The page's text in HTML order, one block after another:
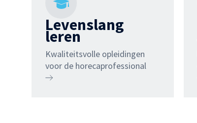
Levenslang
leren
Kwaliteitsvolle opleidingen
voor de horecaprofessional